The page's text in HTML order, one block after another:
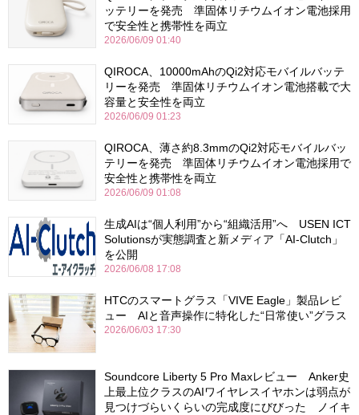
ッテリーを発売 準固体リチウムイオン電池採用
で安全性と携帯性を両立
2026/06/09 01:40
QIROCA、10000mAhのQi2対応モバイルバッテ
リーを発売 準固体リチウムイオン電池搭載で大
容量と安全性を両立
2026/06/09 01:23
QIROCA、薄さ約8.3mmのQi2対応モバイルバッ
テリーを発売 準固体リチウムイオン電池採用で
安全性と携帯性を両立
2026/06/09 01:08
生成AIは“個人利用”から“組織活用”へ USEN ICT
Solutionsが実態調査と新メディア「AI-Clutch」
を公開
2026/06/08 17:08
HTCのスマートグラス「VIVE Eagle」製品レビ
ュー AIと音声操作に特化した“日常使い”グラス
2026/06/03 17:30
Soundcore Liberty 5 Pro Maxレビュー Anker史
上最上位クラスのAIワイヤレスイヤホンは弱点が
見つけづらいくらいの完成度にびびった ノイキ